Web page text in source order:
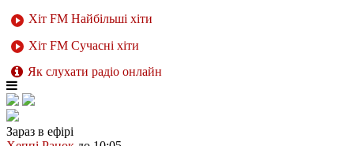
Хіт FM Найбільші хіти
Хіт FM Сучасні хіти
Як слухати радіо онлайн
Зараз в ефірі